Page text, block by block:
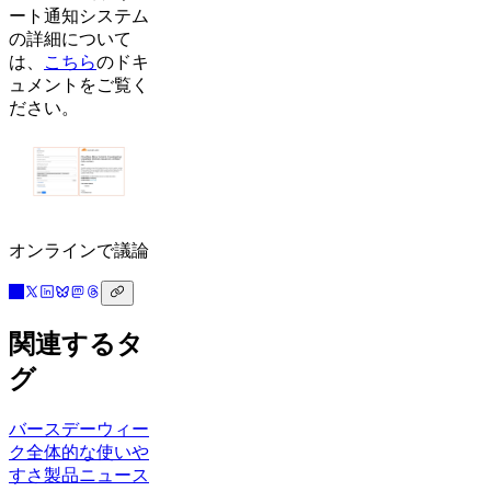
ート通知システム
の詳細について
は、
こちらのドキ
ュメントをご覧く
ださい。
オンラインで議論
関連するタ
グ
バースデーウィー
ク全体的な使いや
すさ製品ニュース